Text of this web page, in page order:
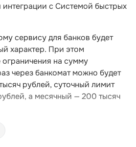
интеграции с Системой быстрых
сервису для банков будет
характер. При этом
ограничения на сумму
через банкомат можно будет
рублей, суточный лимит
а месячный — 200 тысяч